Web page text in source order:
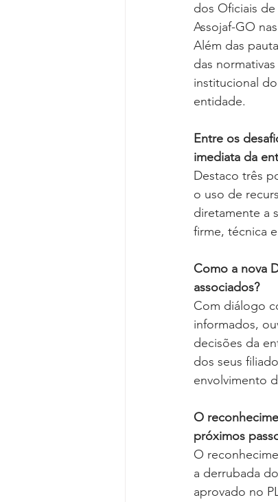
dos Oficiais
Assojaf-GO
Além das
das
institucional
entidade.
Entre os
imediata da
Destaco três
o uso de
diretamente a
firme, técnica
Como a nova
associados?
Com diálogo
informados,
decisões da
dos seus
envolvimento
O
próximos
O
a derrubada
aprovado no